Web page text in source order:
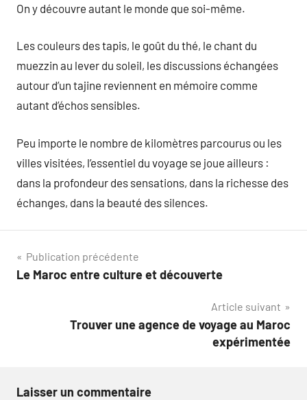
On y découvre autant le monde que soi-même.
Les couleurs des tapis, le goût du thé, le chant du
muezzin au lever du soleil, les discussions échangées
autour d’un tajine reviennent en mémoire comme
autant d’échos sensibles.
Peu importe le nombre de kilomètres parcourus ou les
villes visitées, l’essentiel du voyage se joue ailleurs :
dans la profondeur des sensations, dans la richesse des
échanges, dans la beauté des silences.
Navigation
de
Publication précédente
Le Maroc entre culture et découverte
Article suivant
Trouver une agence de voyage au Maroc
expérimentée
Laisser un commentaire